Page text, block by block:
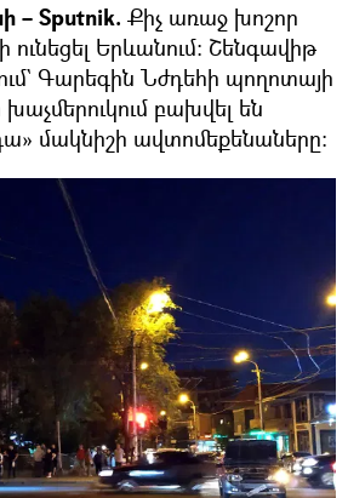
– Sputnik. Քիչ առաջ խոշոր
Երևանում։ Շենգավիթ
Գարեգին Նժդեհի պողոտայի
բախվել են
մակնիշի ավտոմեքենաները։